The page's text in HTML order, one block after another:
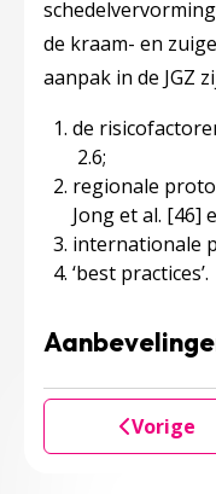
de kraam- en
aanpak in de JGZ
de
2.6;
regionale
Jong et al. [46]
internationale
‘best practices’.
Vorige